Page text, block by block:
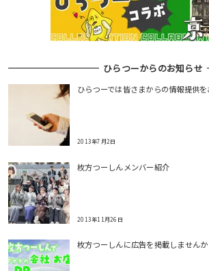
ひらつーからのお知らせ
ひらつーでは皆さまからの情報提供を
2013年7月2日
枚方つーしんメンバー紹介
2013年11月26日
枚方つーしんに広告を掲載しません